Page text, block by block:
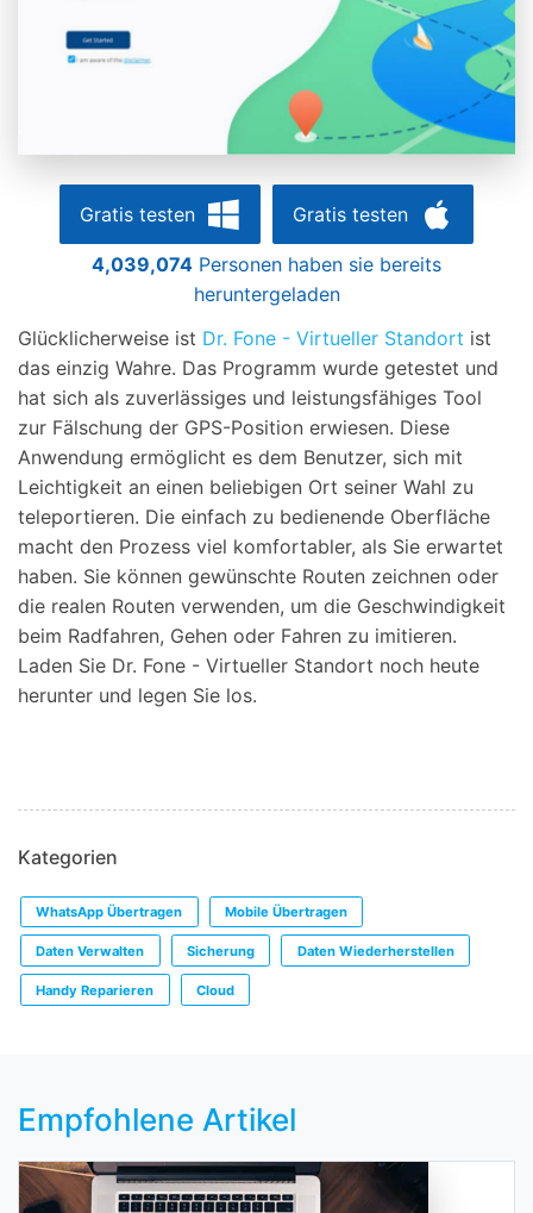
Gratis testen Gratis testen
4,039,074 Personen haben sie bereits
heruntergeladen
Glücklicherweise ist Dr. Fone - Virtueller Standort ist
das einzig Wahre. Das Programm wurde getestet und
hat sich als zuverlässiges und leistungsfähiges Tool
zur Fälschung der GPS-Position erwiesen. Diese
Anwendung ermöglicht es dem Benutzer, sich mit
Leichtigkeit an einen beliebigen Ort seiner Wahl zu
teleportieren. Die einfach zu bedienende Oberfläche
macht den Prozess viel komfortabler, als Sie erwartet
haben. Sie können gewünschte Routen zeichnen oder
die realen Routen verwenden, um die Geschwindigkeit
beim Radfahren, Gehen oder Fahren zu imitieren.
Laden Sie Dr. Fone - Virtueller Standort noch heute
herunter und legen Sie los.
Kategorien
WhatsApp Übertragen Mobile Übertragen
Daten Verwalten Sicherung Daten Wiederherstellen
Handy Reparieren Cloud
Empfohlene Artikel